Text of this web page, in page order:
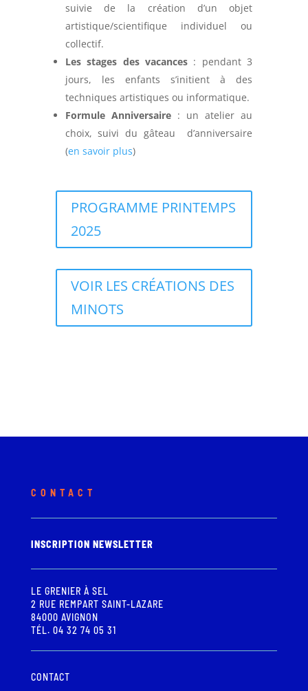
suivie de la création d’un objet
artistique/scientifique individuel ou
collectif.
Les stages des vacances : pendant 3
jours, les enfants s’initient à des
techniques artistiques ou informatique.
Formule Anniversaire: un atelier au
choix, suivi du gâteau d’anniversaire
(en savoir plus)
PROGRAMME PRINTEMPS
2025
VOIR LES CRÉATIONS DES
MINOTS
CONTACT
INSCRIPTION NEWSLETTER
LE GRENIER À SEL
2 RUE REMPART SAINT-LAZARE
84000 AVIGNON
TÉL. 04 32 74 05 31
CONTACT